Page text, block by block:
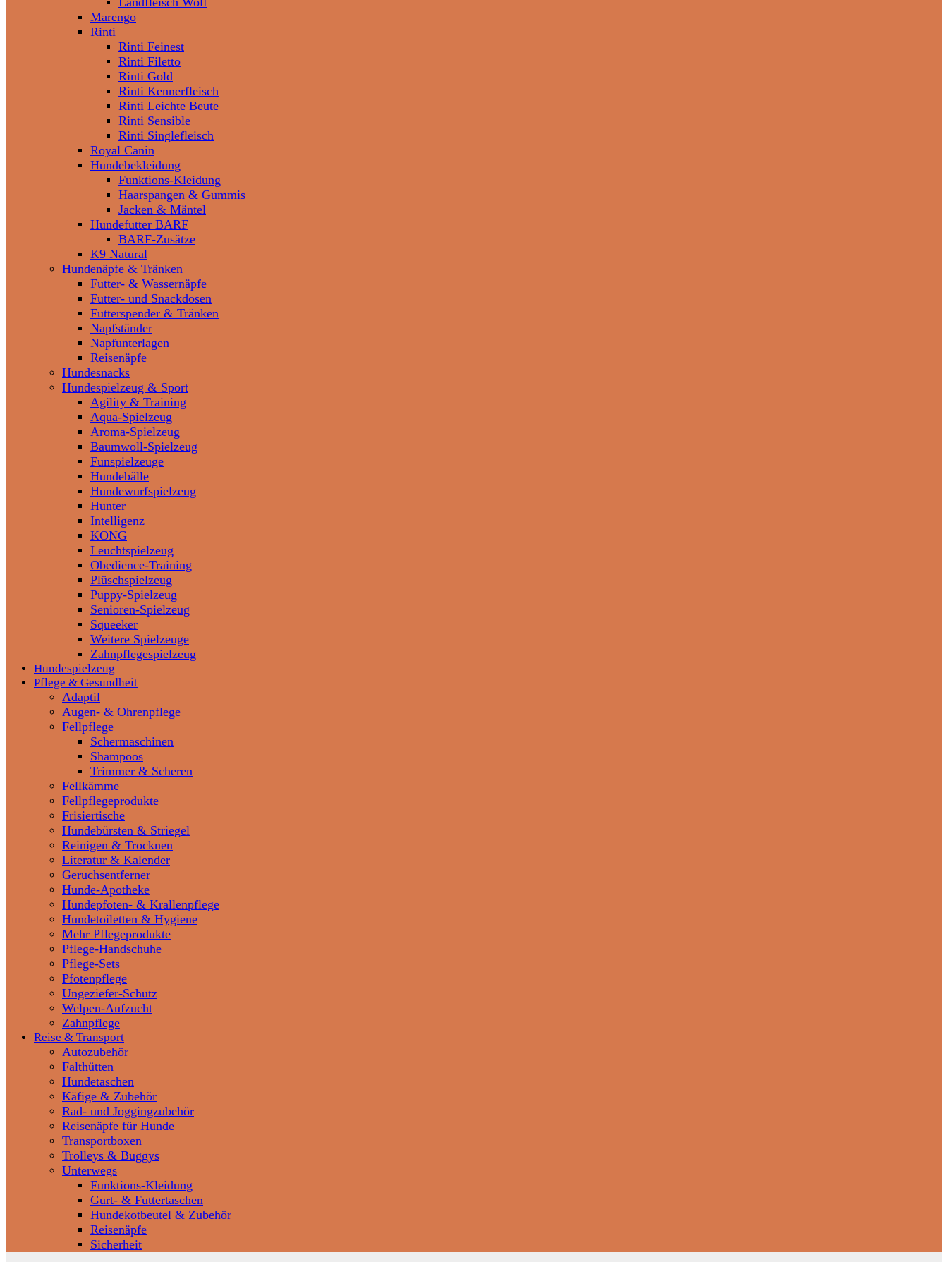
Marengo
Rinti
Rinti Feinest
Rinti Filetto
Rinti Gold
Rinti Kennerfleisch
Rinti Leichte Beute
Rinti Sensible
Rinti Singlefleisch
Royal Canin
Hundebekleidung
Funktions-Kleidung
Haarspangen & Gummis
Jacken & Mäntel
Hundefutter BARF
BARF-Zusätze
K9 Natural
Hundenäpfe & Tränken
Futter- & Wassernäpfe
Futter- und Snackdosen
Futterspender & Tränken
Napfständer
Napfunterlagen
Reisenäpfe
Hundesnacks
Hundespielzeug & Sport
Agility & Training
Aqua-Spielzeug
Aroma-Spielzeug
Baumwoll-Spielzeug
Funspielzeuge
Hundebälle
Hundewurfspielzeug
Hunter
Intelligenz
KONG
Leuchtspielzeug
Obedience-Training
Plüschspielzeug
Puppy-Spielzeug
Senioren-Spielzeug
Squeeker
Weitere Spielzeuge
Zahnpflegespielzeug
Hundespielzeug
Pflege & Gesundheit
Adaptil
Augen- & Ohrenpflege
Fellpflege
Schermaschinen
Shampoos
Trimmer & Scheren
Fellkämme
Fellpflegeprodukte
Frisiertische
Hundebürsten & Striegel
Reinigen & Trocknen
Literatur & Kalender
Geruchsentferner
Hunde-Apotheke
Hundepfoten- & Krallenpflege
Hundetoiletten & Hygiene
Mehr Pflegeprodukte
Pflege-Handschuhe
Pflege-Sets
Pfotenpflege
Ungeziefer-Schutz
Welpen-Aufzucht
Zahnpflege
Reise & Transport
Autozubehör
Falthütten
Hundetaschen
Käfige & Zubehör
Rad- und Joggingzubehör
Reisenäpfe für Hunde
Transportboxen
Trolleys & Buggys
Unterwegs
Funktions-Kleidung
Gurt- & Futtertaschen
Hundekotbeutel & Zubehör
Reisenäpfe
Sicherheit